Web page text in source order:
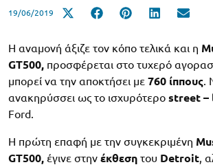
19/06/2019
Η αναμονή άξιζε τον κόπο τελικά και η
GT500, προσφέρεται στο τυχερό
μπορεί να την αποκτήσει με 760 ίππους.
ανακηρύσσει ως το ισχυρότερο street –
Ford.
Η πρώτη επαφή με την συγκεκριμένη
GT500, έγινε στην έκθεση του Detroit,